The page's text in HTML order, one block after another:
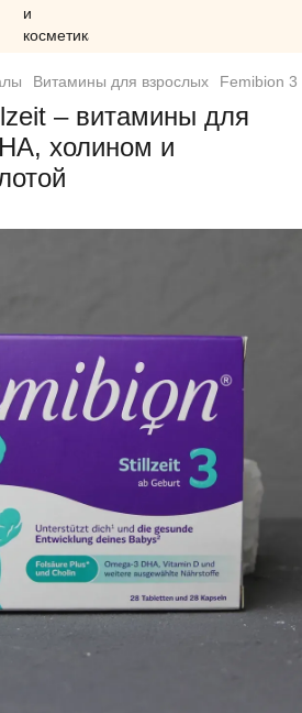
Витамины для взрослых Femibion
– витамины для
холином и